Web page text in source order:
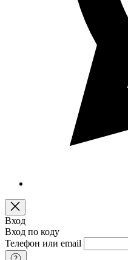
Вход
Вход по коду
Телефон или email